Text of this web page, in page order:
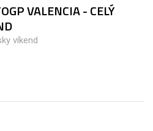
VALENCIA - CELÝ
víkend